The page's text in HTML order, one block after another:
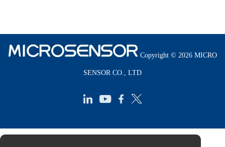
Copyright © 2026 MICRO
SENSOR CO., LTD